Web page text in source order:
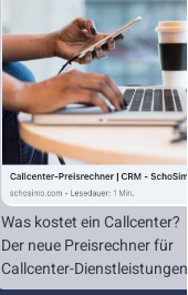
Was kostet ein Callcenter?
Der neue Preisrechner für
Callcenter-Dienstleistungen.